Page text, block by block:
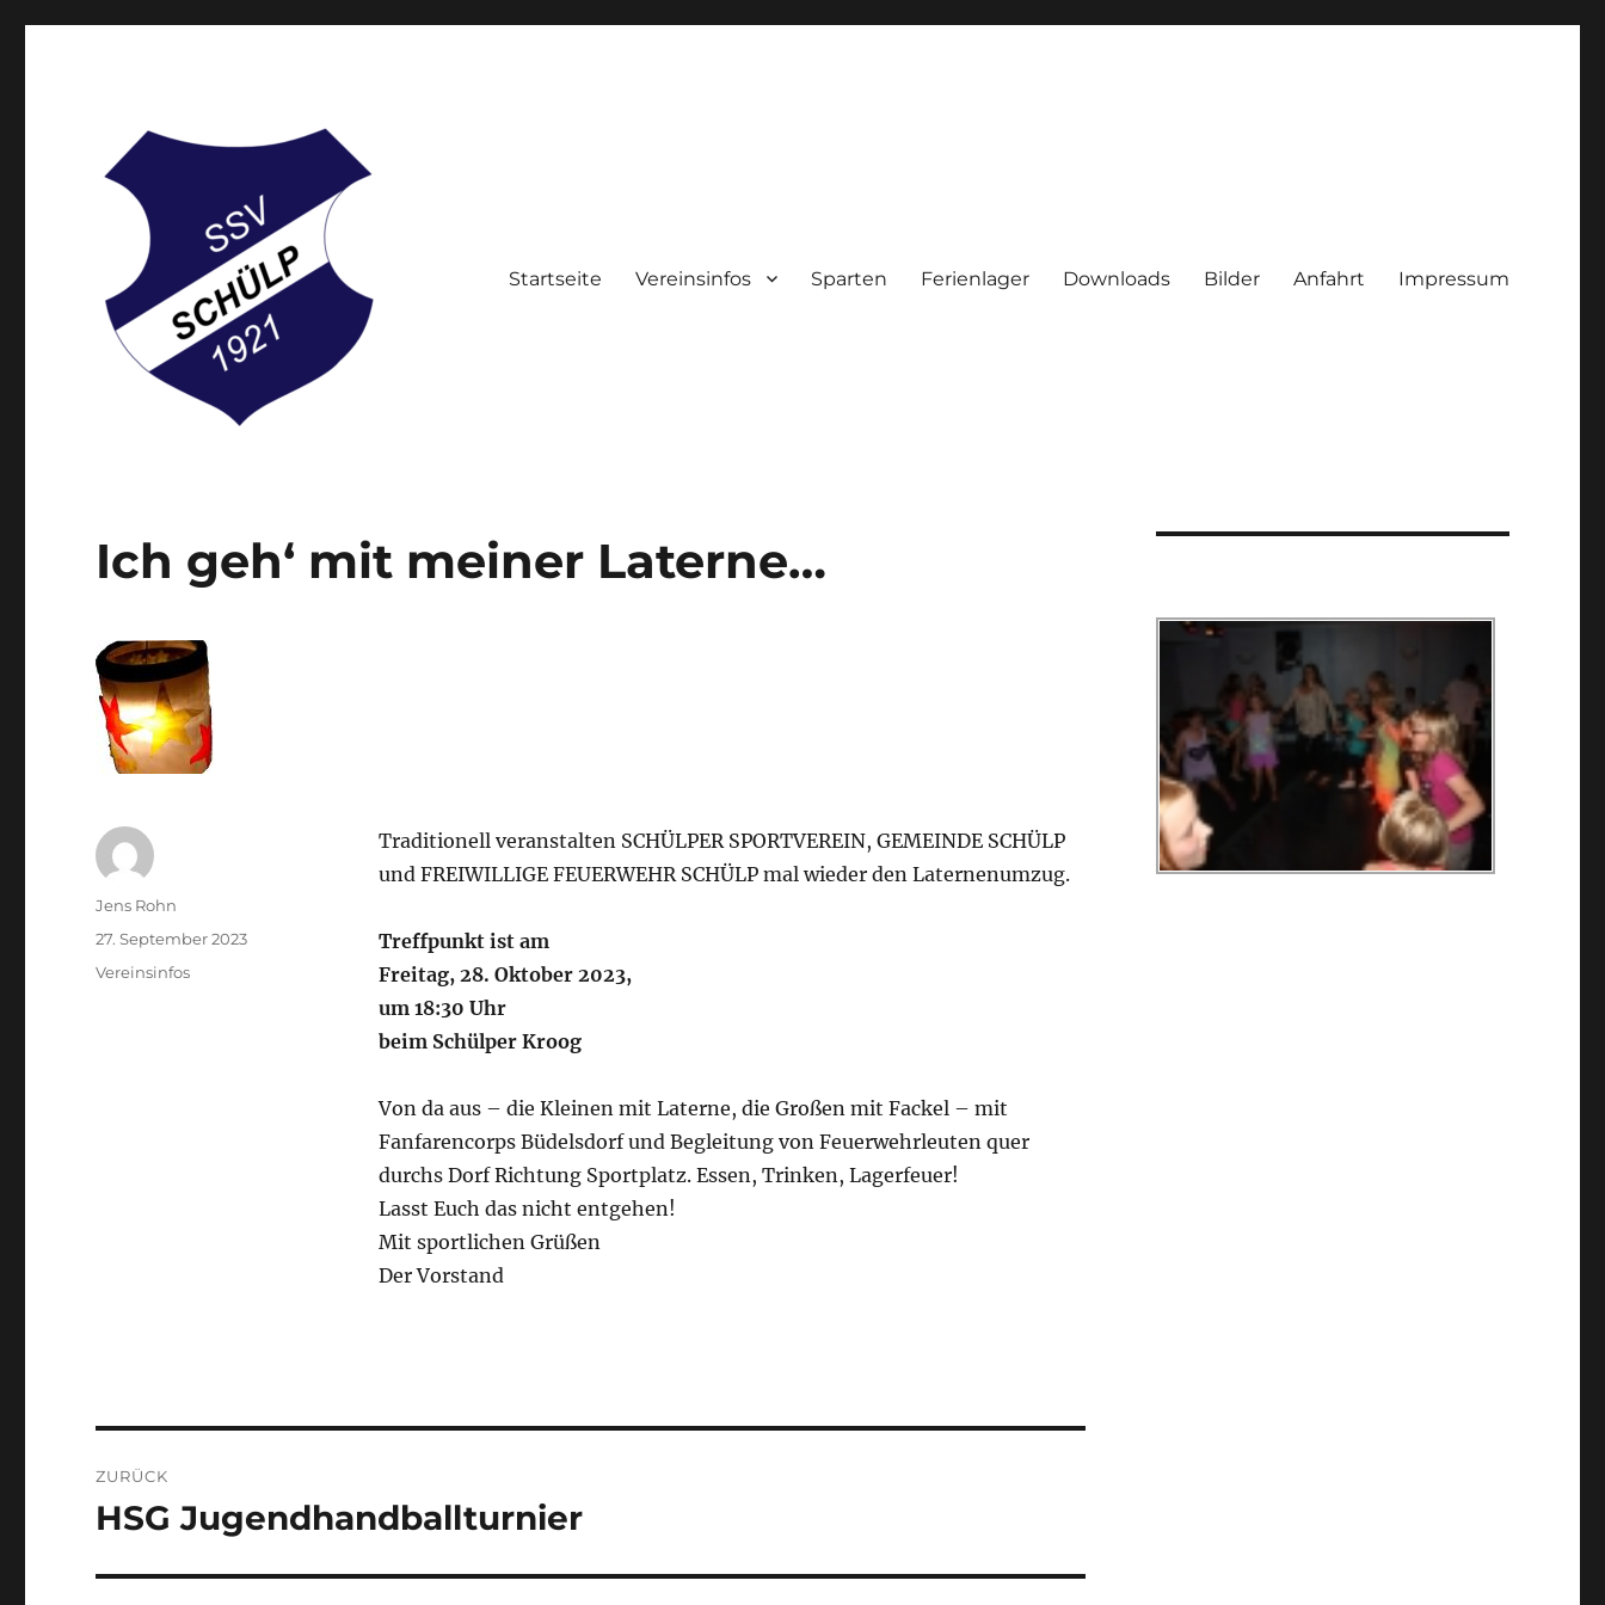
Startseite Vereinsinfos Sparten Ferienlager Downloads Bilder Anfahrt Impressum
Ich geh‘ mit meiner Laterne…
Traditionell veranstalten SCHÜLPER SPORTVEREIN, GEMEINDE SCHÜLP
und FREIWILLIGE FEUERWEHR SCHÜLP mal wieder den Laternenumzug.
Treffpunkt ist am
Freitag, 28. Oktober 2023,
um 18:30 Uhr
beim Schülper Kroog
Von da aus – die Kleinen mit Laterne, die Großen mit Fackel – mit
Fanfarencorps Büdelsdorf und Begleitung von Feuerwehrleuten quer
durchs Dorf Richtung Sportplatz. Essen, Trinken, Lagerfeuer!
Lasst Euch das nicht entgehen!
Mit sportlichen Grüßen
Der Vorstand
Autor
Jens Rohn
Veröffentlicht
27. September 2023
Kategorien
Vereinsinfos
ZURÜCK
Vorheriger
HSG Jugendhandballturnier